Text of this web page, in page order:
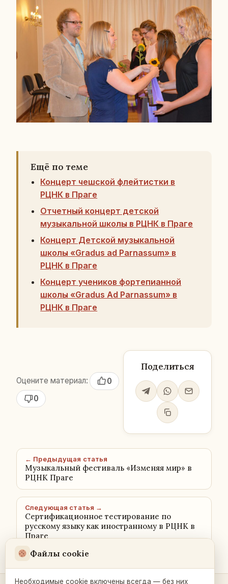
Ещё по теме
Концерт чешской флейтистки в
РЦНК в Праге
Отчетный концерт детской
музыкальной школы в РЦНК в Праге
Концерт Детской музыкальной
школы «Gradus ad Parnassum» в
РЦНК в Праге
Концерт учеников фортепианной
школы «Gradus Ad Parnassum» в
РЦНК в Праге
Оцените материал:
0
0
Поделиться
← Предыдущая статья
Музыкальный фестиваль «Изменяя мир» в
РЦНК Праге
Следующая статья →
Сертификационное тестирование по
русскому языку как иностранному в РЦНК в
Праге
Файлы cookie
Необходимые cookie включены всегда — без них